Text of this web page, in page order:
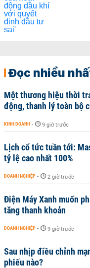
Đọc nhiều
Một thương hiệu thời
động, thanh lý toàn bộ
KINH DOANH - 9 giờ trước
Lịch cổ tức tuần tới:
tỷ lệ cao nhất 100%
DOANH NGHIỆP - 2 giờ trước
Điện Máy Xanh muốn
tăng thanh khoản
DOANH NGHIỆP - 9 giờ trước
Sau nhịp điều chỉnh
phiếu nào?